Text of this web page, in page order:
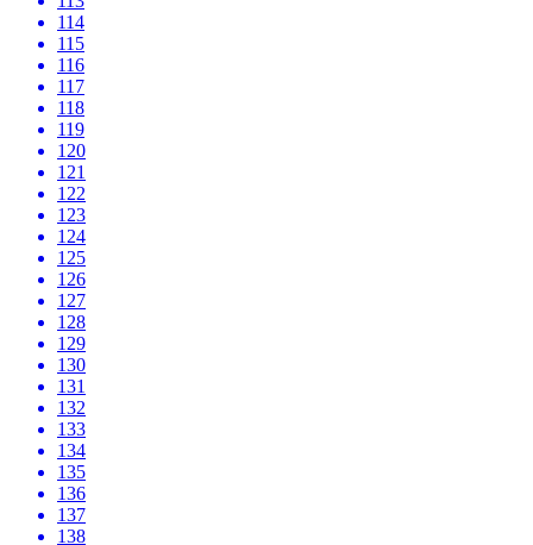
114
115
116
117
118
119
120
121
122
123
124
125
126
127
128
129
130
131
132
133
134
135
136
137
138